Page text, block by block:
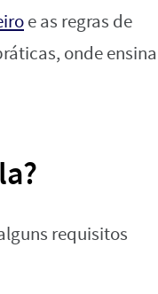
e as regras de
onde ensina
requisitos